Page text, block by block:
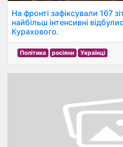
На фронті зафіксували 167
найбільш інтенсивні
Курахового.
Політика росіяни Українці